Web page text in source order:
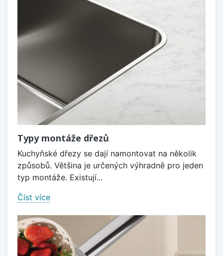
Typy montáže dřezů
Kuchyňské dřezy se dají namontovat na několik
způsobů. Většina je určených výhradně pro jeden
typ montáže. Existují...
Číst více